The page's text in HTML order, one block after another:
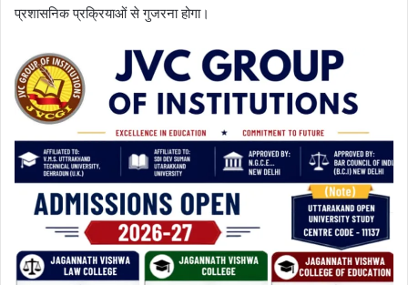
प्रशासनिक प्रक्रियाओं से गुजरना होगा।